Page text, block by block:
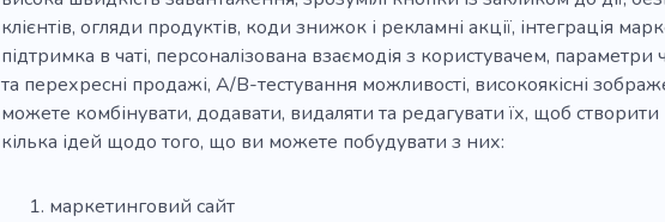
клієнтів, огляди продуктів, коди знижок і рекламні акції, інтеграція
підтримка в чаті, персоналізована взаємодія з користувачем, параметри
та перехресні продажі, A/B-тестування можливості, високоякісні
можете комбінувати, додавати, видаляти та редагувати їх, щоб
кілька ідей щодо того, що ви можете побудувати з них:
маркетинговий сайт